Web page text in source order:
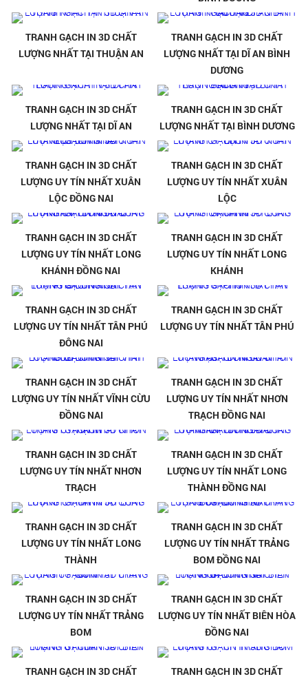
TRANH GẠCH IN 3D CHẤT
LƯỢNG NHẤT TẠI THUẬN AN
TRANH GẠCH IN 3D CHẤT
LƯỢNG NHẤT TẠI DĨ AN BÌNH
DƯƠNG
TRANH GẠCH IN 3D CHẤT
LƯỢNG NHẤT TẠI DĨ AN
TRANH GẠCH IN 3D CHẤT
LƯỢNG NHẤT TẠI BÌNH DƯƠNG
TRANH GẠCH IN 3D CHẤT
LƯỢNG UY TÍN NHẤT XUÂN
LỘC ĐỒNG NAI
TRANH GẠCH IN 3D CHẤT
LƯỢNG UY TÍN NHẤT XUÂN
LỘC
TRANH GẠCH IN 3D CHẤT
LƯỢNG UY TÍN NHẤT LONG
KHÁNH ĐỒNG NAI
TRANH GẠCH IN 3D CHẤT
LƯỢNG UY TÍN NHẤT LONG
KHÁNH
TRANH GẠCH IN 3D CHẤT
LƯỢNG UY TÍN NHẤT TÂN PHÚ
ĐÔNG NAI
TRANH GẠCH IN 3D CHẤT
LƯỢNG UY TÍN NHẤT TÂN PHÚ
TRANH GẠCH IN 3D CHẤT
LƯỢNG UY TÍN NHẤT VĨNH CỪU
ĐỒNG NAI
TRANH GẠCH IN 3D CHẤT
LƯỢNG UY TÍN NHẤT NHƠN
TRẠCH ĐỒNG NAI
TRANH GẠCH IN 3D CHẤT
LƯỢNG UY TÍN NHẤT NHƠN
TRẠCH
TRANH GẠCH IN 3D CHẤT
LƯỢNG UY TÍN NHẤT LONG
THÀNH ĐỒNG NAI
TRANH GẠCH IN 3D CHẤT
LƯỢNG UY TÍN NHẤT LONG
THÀNH
TRANH GẠCH IN 3D CHẤT
LƯỢNG UY TÍN NHẤT TRẢNG
BOM ĐỒNG NAI
TRANH GẠCH IN 3D CHẤT
LƯỢNG UY TÍN NHẤT TRẢNG
BOM
TRANH GẠCH IN 3D CHẤT
LƯỢNG UY TÍN NHẤT BIÊN HÒA
ĐỒNG NAI
TRANH GẠCH IN 3D CHẤT
TRANH GẠCH IN 3D CHẤT